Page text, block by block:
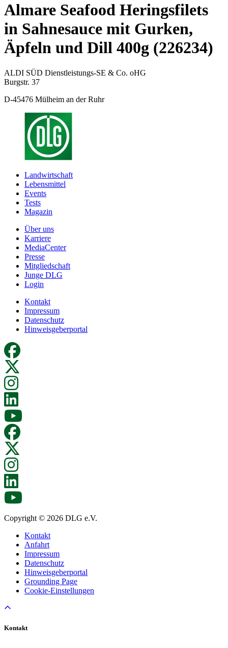
Almare Seafood Heringsfilets
in Sahnesauce mit Gurken,
Äpfeln und Dill 400g (226234)
ALDI SÜD Dienstleistungs-SE & Co. oHG
Burgstr. 37
D-45476 Mülheim an der Ruhr
Landwirtschaft
Lebensmittel
Events
Tests
Magazin
Über uns
Karriere
MediaCenter
Presse
Mitgliedschaft
Junge DLG
Login
Kontakt
Impressum
Datenschutz
Hinweisgeberportal
Copyright © 2026 DLG e.V.
Kontakt
Anfahrt
Impressum
Datenschutz
Hinweisgeberportal
Grounding Page
Cookie-Einstellungen
Kontakt